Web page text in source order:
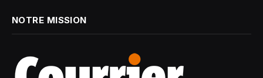
NOTRE MISSION